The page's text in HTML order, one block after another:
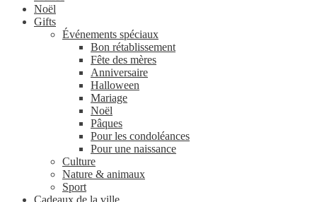
Noël
Gifts
Événements spéciaux
Bon rétablissement
Fête des mères
Anniversaire
Halloween
Mariage
Noël
Pâques
Pour les condoléances
Pour une naissance
Culture
Nature & animaux
Sport
Cadeaux de la ville